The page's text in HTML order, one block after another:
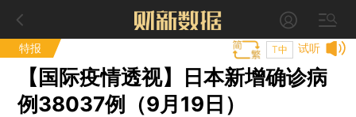
特报 试听
T中
【国际疫情透视】日本新增确诊病
例38037例（9月19日）